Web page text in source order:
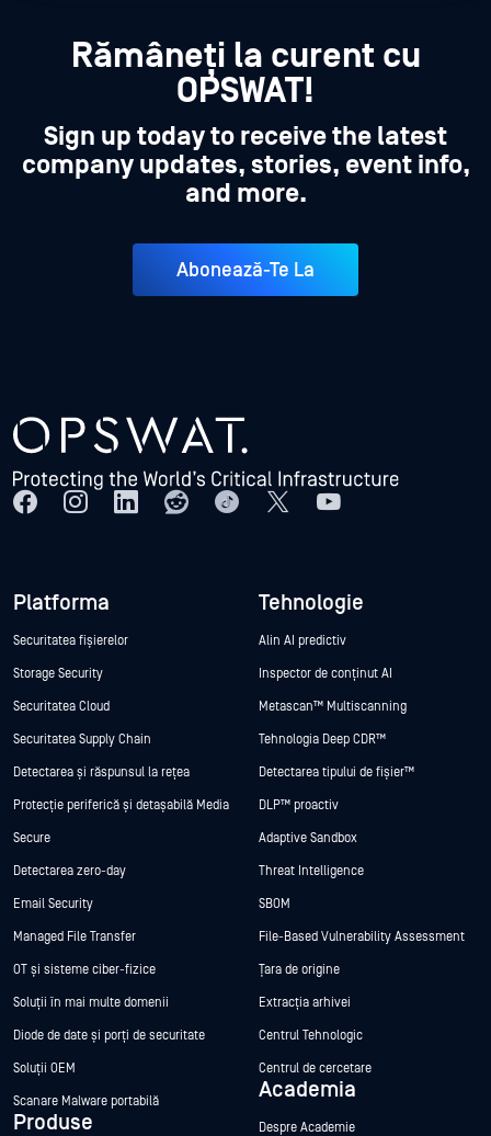
Rămâneți la curent cu
OPSWAT!
Sign up today to receive the latest
company updates, stories, event info,
and more.
Abonează-Te La
Platforma
Securitatea fișierelor
Storage Security
Securitatea Cloud
Securitatea Supply Chain
Detectarea și răspunsul la rețea
Protecție periferică și detașabilă Media
Secure
Detectarea zero-day
Email Security
Managed File Transfer
OT și sisteme ciber-fizice
Soluții în mai multe domenii
Diode de date și porți de securitate
Soluții OEM
Scanare Malware portabilă
Produse
Tehnologie
Alin AI predictiv
Inspector de conținut AI
Metascan™ Multiscanning
Tehnologia Deep CDR™
Detectarea tipului de fișier™
DLP™ proactiv
Adaptive Sandbox
Threat Intelligence
SBOM
File-Based Vulnerability Assessment
Țara de origine
Extracția arhivei
Centrul Tehnologic
Centrul de cercetare
Academia
Despre Academie